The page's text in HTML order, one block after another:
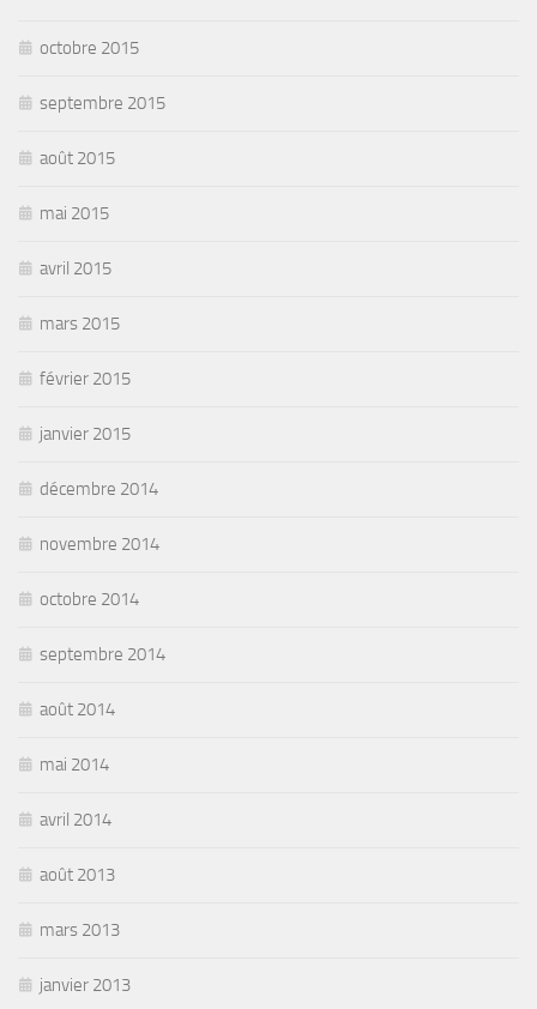
octobre 2015
septembre 2015
août 2015
mai 2015
avril 2015
mars 2015
février 2015
janvier 2015
décembre 2014
novembre 2014
octobre 2014
septembre 2014
août 2014
mai 2014
avril 2014
août 2013
mars 2013
janvier 2013